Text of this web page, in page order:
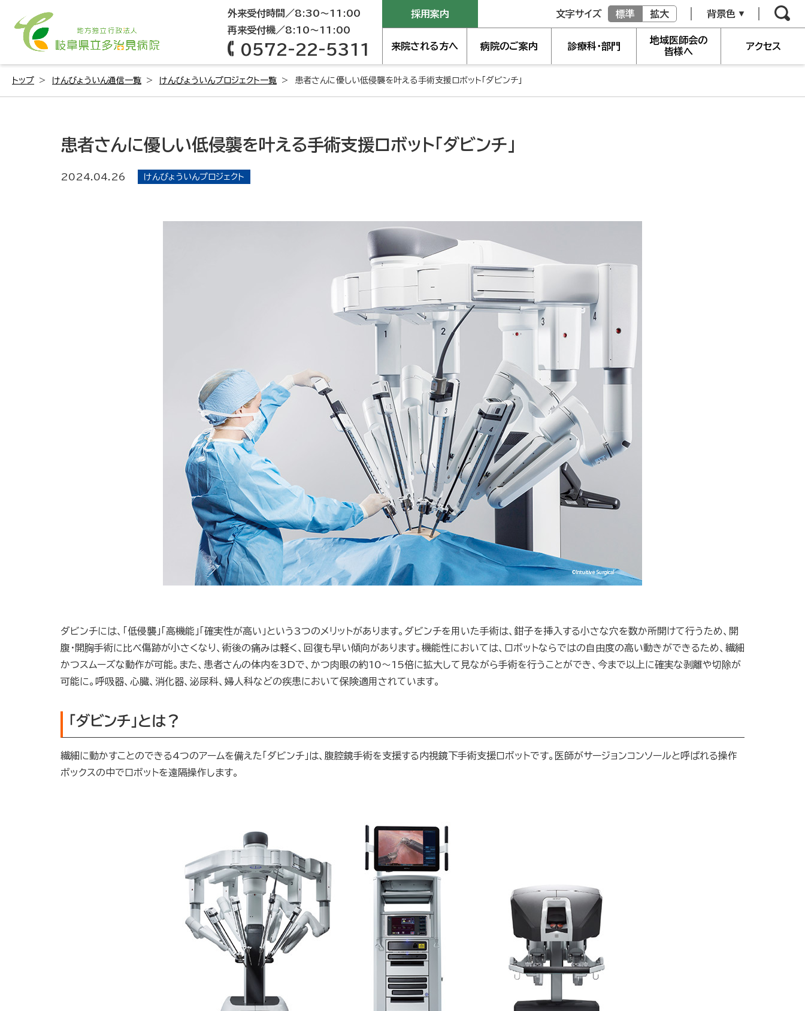
外来受付時間／8:30～11:00
再来受付機／8:10～11:00
0572-22-5311
採用案内 文字サイズ 標準 拡大 背景色
来院される方へ 病院のご案内 診療科・部門
地域医師会の
皆様へ
アクセス
トップ けんびょういん通信一覧 けんびょういんプロジェクト一覧 患者さんに優しい低侵襲を叶える手術支援ロボット「ダビンチ」
患者さんに優しい低侵襲を叶える手術支援ロボット「ダビンチ」
2024.04.26 けんびょういんプロジェクト
ダビンチには、「低侵襲」「高機能」「確実性が高い」という3つのメリットがあります。ダビンチを用いた手術は、鉗子を挿入する小さな穴を数か所開けて行うため、開
腹・開胸手術に比べ傷跡が小さくなり、術後の痛みは軽く、回復も早い傾向があります。機能性においては、ロボットならではの自由度の高い動きができるため、繊細
かつスムーズな動作が可能。また、患者さんの体内を3Dで、かつ肉眼の約10〜15倍に拡大して見ながら手術を行うことができ、今まで以上に確実な剥離や切除が
可能に。呼吸器、心臓、消化器、泌尿科、婦人科などの疾患において保険適用されています。
「ダビンチ」とは？
繊細に動かすことのできる4つのアームを備えた「ダビンチ」は、腹腔鏡手術を支援する内視鏡下手術支援ロボットです。医師がサージョンコンソールと呼ばれる操作
ボックスの中でロボットを遠隔操作します。